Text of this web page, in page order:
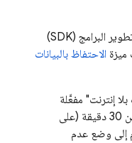
تعتمد أيضًا فوترة المستمعين في حِزم تطوير البرامج (SDK)
ميزة الاحتفاظ بالبيانات
بلا إنترنت" مفعَّلة
وتم قطع اتصال المستمع لأكثر من 30 دقيقة (على
إلى وضع عدم